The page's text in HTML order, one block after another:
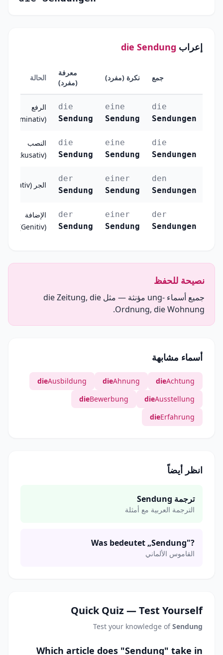
إعراب die Sendung
الحالة
معرفة
(مفرد)
نكرة (مفرد) جمع
الرفع
(Nominativ)
die
Sendung
eine
Sendung
die
Sendungen
النصب
(Akkusativ)
die
Sendung
eine
Sendung
die
Sendungen
الجر (Dativ)
der
Sendung
einer
Sendung
den
Sendungen
الإضافة
(Genitiv)
der
Sendung
einer
Sendung
der
Sendungen
نصيحة للحفظ
جميع أسماء -ung مؤنثة — مثل die Zeitung, die
Ordnung, die Wohnung.
أسماء مشابهة
dieAchtung
dieAhnung
dieAusbildung
dieAusstellung
dieBewerbung
dieErfahrung
انظر أيضاً
ترجمة Sendung
الترجمة العربية مع أمثلة
Was bedeutet „Sendung"?
القاموس الألماني
Quick Quiz — Test Yourself
Test your knowledge ofSendung
Which article does "Sendung" take in